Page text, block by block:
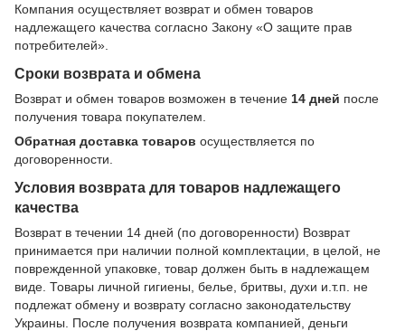
Компания осуществляет возврат и обмен товаров
надлежащего качества согласно Закону «О защите прав
потребителей».
Сроки возврата и обмена
Возврат и обмен товаров возможен в течение 14 дней после
получения товара покупателем.
Обратная доставка товаров осуществляется по
договоренности.
Условия возврата для товаров надлежащего
качества
Возврат в течении 14 дней (по договоренности) Возврат
принимается при наличии полной комплектации, в целой, не
поврежденной упаковке, товар должен быть в надлежащем
виде. Товары личной гигиены, белье, бритвы, духи и.т.п. не
подлежат обмену и возврату согласно законодательству
Украины. После получения возврата компанией, деньги